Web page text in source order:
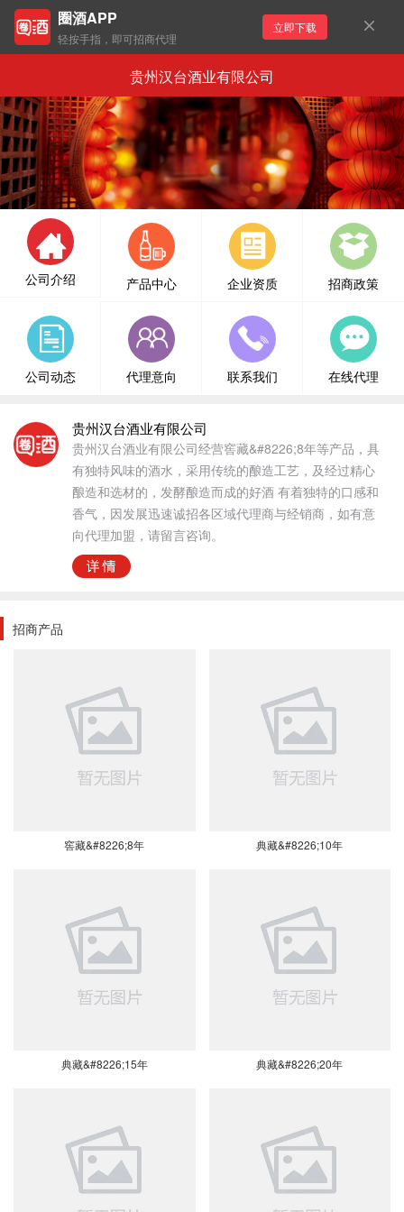
圈酒APP
轻按手指，即可招商代理
立即下载
贵州汉台酒业有限公司
公司介绍 产品中心 企业资质 招商政策
公司动态 代理意向 联系我们 在线代理
贵州汉台酒业有限公司
贵州汉台酒业有限公司经营窖藏&#8226;8年等产品，具
有独特风味的酒水，采用传统的酿造工艺，及经过精心
酿造和选材的，发酵酿造而成的好酒 有着独特的口感和
香气，因发展迅速诚招各区域代理商与经销商，如有意
向代理加盟，请留言咨询。
招商产品
窖藏&#8226;8年 典藏&#8226;10年
典藏&#8226;15年 典藏&#8226;20年